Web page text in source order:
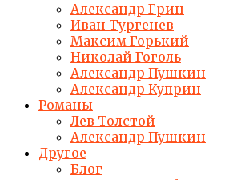
Александр Грин
Иван Тургенев
Максим Горький
Николай Гоголь
Александр Пушкин
Александр Куприн
Романы
Лев Толстой
Александр Пушкин
Другое
Блог